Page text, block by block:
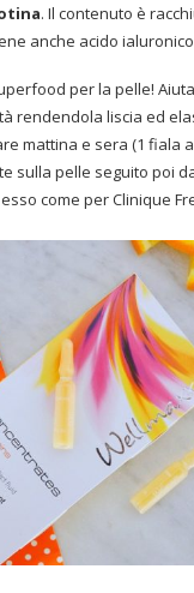
. Il contenuto è
anche acido
per la pelle!
rendendola liscia ed
mattina e sera (1 fiala
sulla pelle seguito poi
come per Clinique